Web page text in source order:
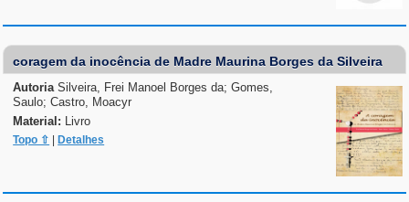
coragem da inocência de Madre Maurina Borges da Silveira
AutoriaSilveira, Frei Manoel Borges da; Gomes,
Saulo; Castro, Moacyr
Material:
Livro
Topo ⇧ Detalhes